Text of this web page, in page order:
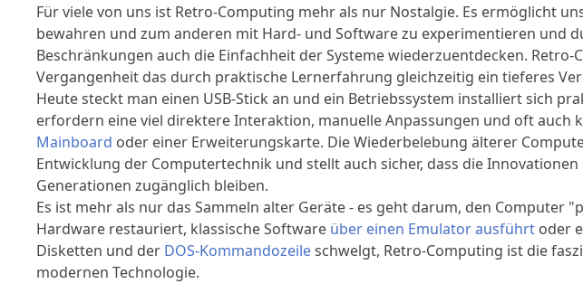
Für viele von uns ist Retro-Computing mehr als nur Nostalgie. Es ermöglicht
bewahren und zum anderen mit Hard- und Software zu experimentieren und
Beschränkungen auch die Einfachheit der Systeme wiederzuentdecken.
Vergangenheit das durch praktische Lernerfahrung gleichzeitig ein tieferes
Heute steckt man einen USB-Stick an und ein Betriebssystem installiert sich
erfordern eine viel direktere Interaktion, manuelle Anpassungen und oft auch
Mainboard oder einer Erweiterungskarte. Die Wiederbelebung älterer
Entwicklung der Computertechnik und stellt auch sicher, dass die
Generationen zugänglich bleiben.
Es ist mehr als nur das Sammeln alter Geräte - es geht darum, den Computer
Hardware restauriert, klassische Software über einen Emulator ausführt oder
Disketten und der DOS-Kommandozeileschwelgt, Retro-Computing ist die
modernen Technologie.